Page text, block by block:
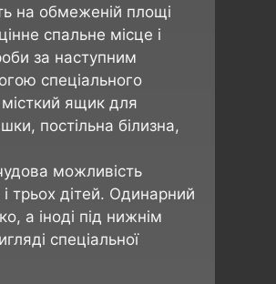
на обмеженій площі
спальне місце і
за наступним
спеціального
ящик для
постільна білизна,
можливість
і трьох дітей. Одинарний
а іноді під нижнім
спеціальної